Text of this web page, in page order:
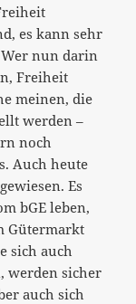
es kann sehr
nun darin
Freiheit
meinen, die
werden –
noch
Auch heute
Es
bGE leben,
Gütermarkt
sich auch
werden sicher
auch sich